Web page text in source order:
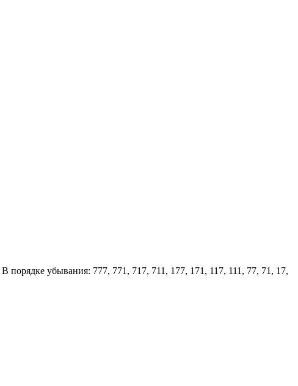
порядке убывания: 777, 771, 717, 711, 177, 171, 117, 111, 77, 71, 17,